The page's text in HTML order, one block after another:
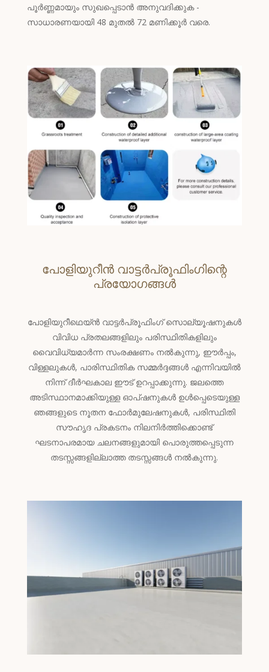
പൂർണ്ണമായും സുഖപ്പെടാൻ അനുവദിക്കുക -
സാധാരണയായി 48 മുതൽ 72 മണിക്കൂർ വരെ.
പോളിയുറീൻ വാട്ടർപ്രൂഫിംഗിന്റെ
പ്രയോഗങ്ങൾ
പോളിയുറീഥെയ്ൻ വാട്ടർപ്രൂഫിംഗ് സൊല്യൂഷനുകൾ
വിവിധ പ്രതലങ്ങളിലും പരിസ്ഥിതികളിലും
വൈവിധ്യമാർന്ന സംരക്ഷണം നൽകുന്നു, ഈർപ്പം,
വിള്ളലുകൾ, പാരിസ്ഥിതിക സമ്മർദ്ദങ്ങൾ എന്നിവയിൽ
നിന്ന് ദീർഘകാല ഈട് ഉറപ്പാക്കുന്നു. ജലത്തെ
അടിസ്ഥാനമാക്കിയുള്ള ഓപ്ഷനുകൾ ഉൾപ്പെടെയുള്ള
ഞങ്ങളുടെ നൂതന ഫോർമുലേഷനുകൾ, പരിസ്ഥിതി
സൗഹൃദ പ്രകടനം നിലനിർത്തിക്കൊണ്ട്
ഘടനാപരമായ ചലനങ്ങളുമായി പൊരുത്തപ്പെടുന്ന
തടസ്സങ്ങളില്ലാത്ത തടസ്സങ്ങൾ നൽകുന്നു.